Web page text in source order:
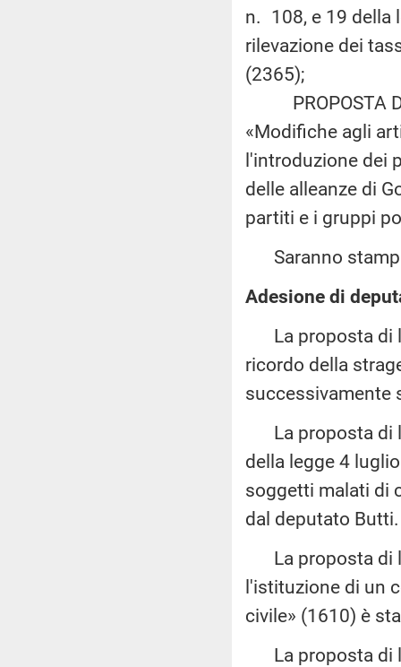
n. 108, e 19 della
rilevazione dei
(2365);
PROPOSTA DI
«Modifiche agli
l'introduzione dei
delle alleanze di
partiti e i gruppi
Saranno
Adesione di
La proposta di
ricordo della
successivamente
La proposta di
della legge 4
soggetti malati di
dal deputato Butti.
La proposta di
l'istituzione di un
civile» (1610) è
La proposta di